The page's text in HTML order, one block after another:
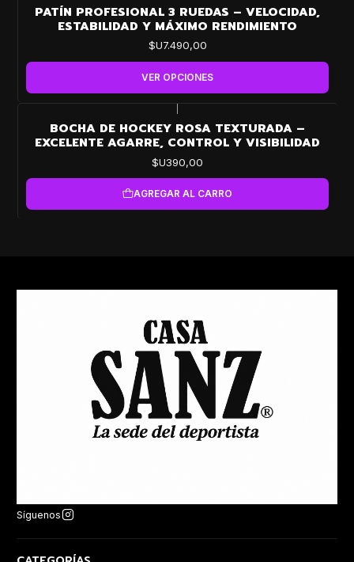
PATÍN PROFESIONAL 3 RUEDAS – VELOCIDAD,
ESTABILIDAD Y MÁXIMO RENDIMIENTO
$U7.490,00
VER OPCIONES
BOCHA DE HOCKEY ROSA TEXTURADA –
EXCELENTE AGARRE, CONTROL Y VISIBILIDAD
$U390,00
AGREGAR AL CARRO
Síguenos